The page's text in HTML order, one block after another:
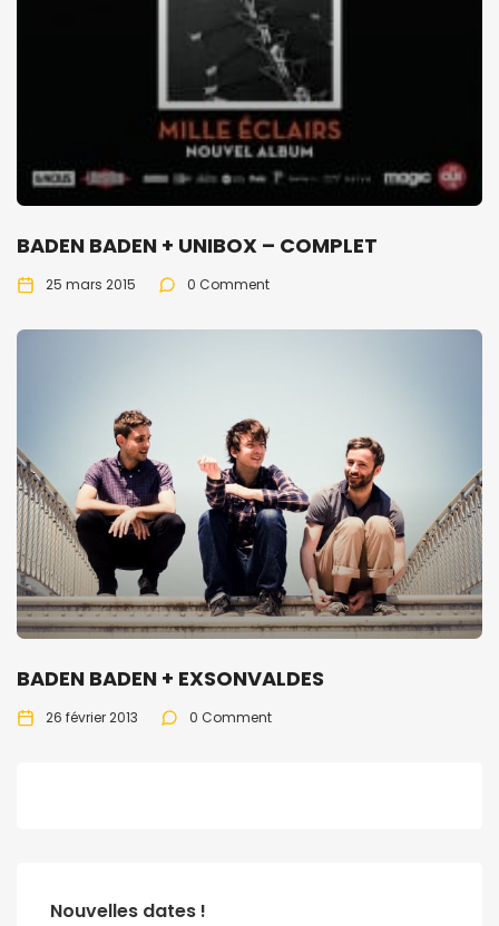
BADEN BADEN + UNIBOX – COMPLET
25 mars 2015 0 Comment
BADEN BADEN + EXSONVALDES
26 février 2013 0 Comment
Nouvelles dates !